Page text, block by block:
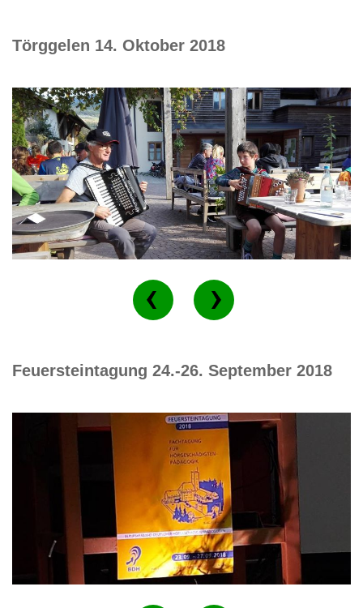
Törggelen 14. Oktober 2018
Feuersteintagung 24.-26. September 2018